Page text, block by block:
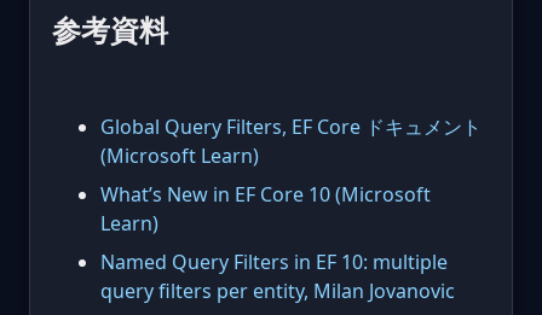
参考資料
Global Query Filters, EF Core ドキュメント
(Microsoft Learn)
What’s New in EF Core 10 (Microsoft
Learn)
Named Query Filters in EF 10: multiple
query filters per entity, Milan Jovanovic